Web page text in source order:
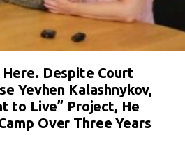
Here. Despite Court
Yevhen Kalashnykov,
to Live” Project, He
Over Three Years